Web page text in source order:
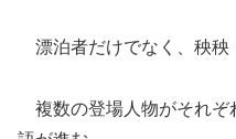
漂泊者だけでなく、秧秧
複数の登場人物がそれぞ